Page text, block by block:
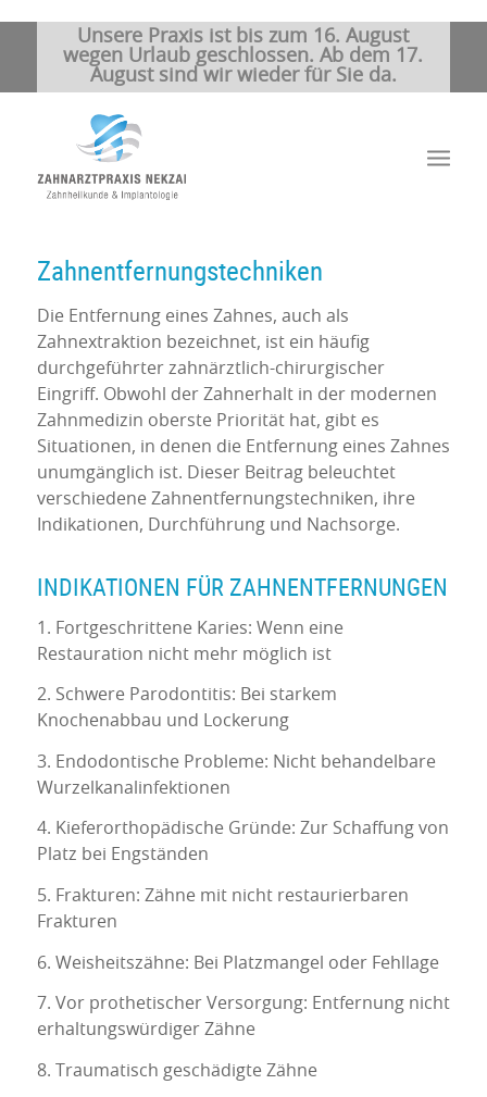
Unsere Praxis ist bis zum 16. August
wegen Urlaub geschlossen. Ab dem 17.
August sind wir wieder für Sie da.
Zahnentfernungstechniken
Die Entfernung eines Zahnes, auch als
Zahnextraktion bezeichnet, ist ein häufig
durchgeführter zahnärztlich-chirurgischer
Eingriff. Obwohl der Zahnerhalt in der modernen
Zahnmedizin oberste Priorität hat, gibt es
Situationen, in denen die Entfernung eines Zahnes
unumgänglich ist. Dieser Beitrag beleuchtet
verschiedene Zahnentfernungstechniken, ihre
Indikationen, Durchführung und Nachsorge.
INDIKATIONEN FÜR ZAHNENTFERNUNGEN
1. Fortgeschrittene Karies: Wenn eine
Restauration nicht mehr möglich ist
2. Schwere Parodontitis: Bei starkem
Knochenabbau und Lockerung
3. Endodontische Probleme: Nicht behandelbare
Wurzelkanalinfektionen
4. Kieferorthopädische Gründe: Zur Schaffung von
Platz bei Engständen
5. Frakturen: Zähne mit nicht restaurierbaren
Frakturen
6. Weisheitszähne: Bei Platzmangel oder Fehllage
7. Vor prothetischer Versorgung: Entfernung nicht
erhaltungswürdiger Zähne
8. Traumatisch geschädigte Zähne